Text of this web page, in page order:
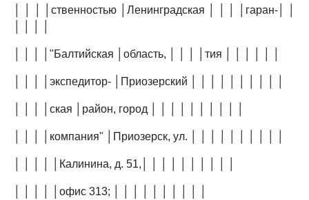
│ │ │ │ственностью │Ленинградская │ │ │ │гаран-│ │
│ │ │ │"Балтийская │область, │ │ │ │тия │ │ │ │ │ │
│ │ │ │экспедитор- │Приозерский │ │ │ │ │ │ │ │ │ │
│ │ │ │ская │район, город │ │ │ │ │ │ │ │ │ │
│ │ │ │компания" │Приозерск, ул. │ │ │ │ │ │ │ │ │ │
│ │ │ │ │Калинина, д. 51,│ │ │ │ │ │ │ │ │ │
│ │ │ │ │офис 313; │ │ │ │ │ │ │ │ │ │